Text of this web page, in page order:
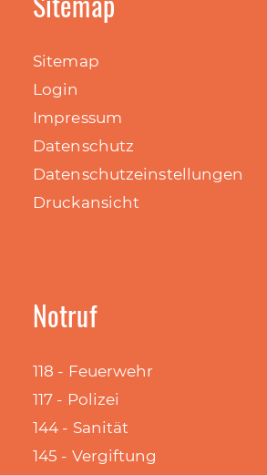
Sitemap
Login
Impressum
Datenschutz
Datenschutzeinstellungen
Druckansicht
Notruf
118 - Feuerwehr
117 - Polizei
144 - Sanität
145 - Vergiftung